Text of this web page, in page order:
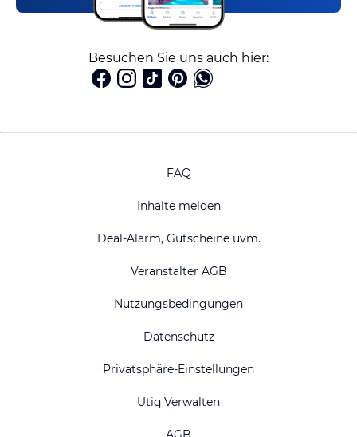
Besuchen Sie uns auch hier:
FAQ
Inhalte melden
Deal-Alarm, Gutscheine uvm.
Veranstalter AGB
Nutzungsbedingungen
Datenschutz
Privatsphäre-Einstellungen
Utiq Verwalten